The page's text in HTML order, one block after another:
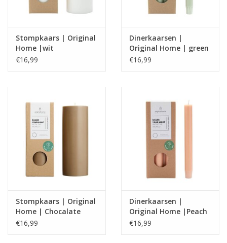
Stompkaars | Original
Home |wit
€16,99
Dinerkaarsen |
Original Home | green
€16,99
Stompkaars | Original
Home | Chocalate
€16,99
Dinerkaarsen |
Original Home |Peach
€16,99